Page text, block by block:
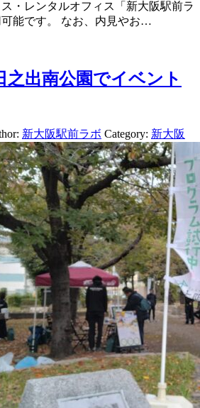
・レンタルオフィス「新大阪駅前ラ
能です。 なお、内見やお…
之出南公園でイベント
新大阪駅前ラボ Category: 新大阪